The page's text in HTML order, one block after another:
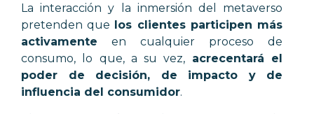
La interacción y la inmersión del metaverso
pretenden que los clientes participen más
activamente en cualquier proceso de
consumo, lo que, a su vez, acrecentará el
poder de decisión, de impacto y de
influencia del consumidor.